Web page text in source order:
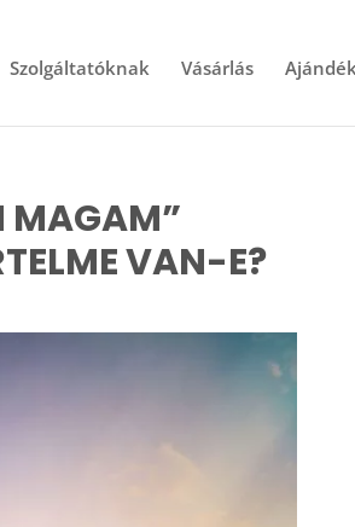
Szolgáltatóknak Vásárlás
MAGAM”
VAN-E?